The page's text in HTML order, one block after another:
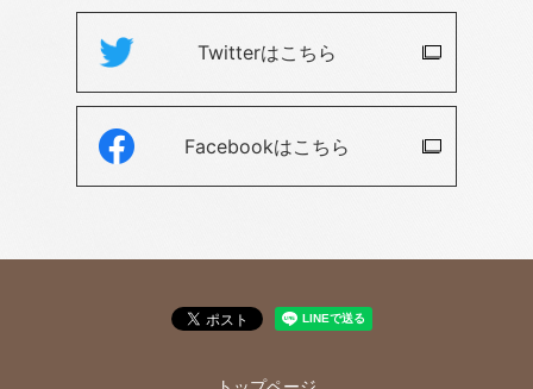
Twitterはこちら
Facebookはこちら